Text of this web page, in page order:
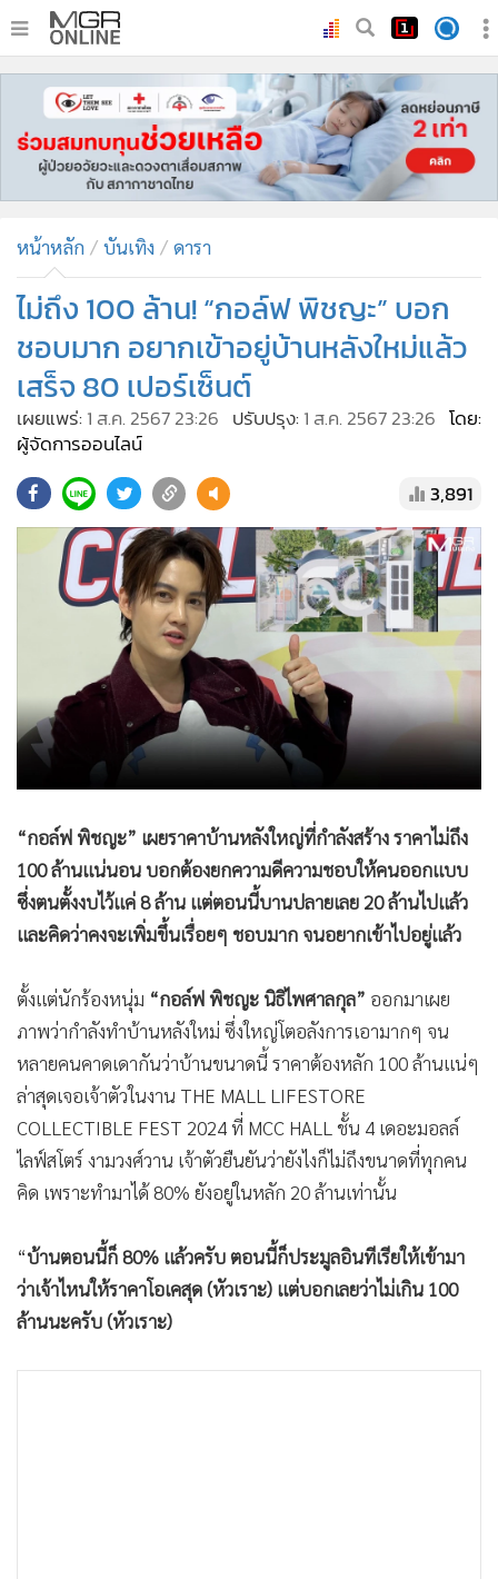
หน้าหลัก
ทันเหตุการณ์
• ภาคใต้
• บันเทิง
• ผู้จัดการรายวัน
• คอลัมนิสต์
• ละคร
• CbizReview
• Cyber BIZ
• Good health & Well-being
• Green Innovation & SD
Management & HR
MGR Live
Infographic
• ท่องเที่ยว
• กีฬา
• เศรษฐกิจ-ธุรกิจ
• จีน
• ชุมชน-คุณภาพชีวิต
• อาชญากรรม
•
เกม
• หุ้น
• อินโดจีน
• กองทุนรวม
• Factcheck
• ญี่ปุ่น
• News1
หน้าหลัก บันเทิง ดารา
ไม่ถึง 100 ล้าน! “กอล์ฟ พิชญะ” บอก
ชอบมาก อยากเข้าอยู่บ้านหลังใหม่แล้ว
เสร็จ 80 เปอร์เซ็นต์
เผยแพร่: 1 ส.ค. 2567 23:26 ปรับปรุง: 1 ส.ค. 2567 23:26 โดย:
ผู้จัดการออนไลน์
3,891
“กอล์ฟ พิชญะ” เผยราคาบ้านหลังใหญ่ที่กำลังสร้าง ราคาไม่ถึง
100 ล้านแน่นอน บอกต้องยกความดีความชอบให้คนออกแบบ
ซึ่งตนตั้งงบไว้แค่ 8 ล้าน แต่ตอนนี้บานปลายเลย 20 ล้านไปแล้ว
และคิดว่าคงจะเพิ่มขึ้นเรื่อยๆ ชอบมาก จนอยากเข้าไปอยู่แล้ว
ตั้งแต่นักร้องหนุ่ม “กอล์ฟ พิชญะ นิธิไพศาลกุล” ออกมาเผย
ภาพว่ากำลังทำบ้านหลังใหม่ ซึ่งใหญ่โตอลังการเอามากๆ จน
หลายคนคาดเดากันว่าบ้านขนาดนี้ ราคาต้องหลัก 100 ล้านแน่ๆ
ล่าสุดเจอเจ้าตัวในงาน THE MALL LIFESTORE
COLLECTIBLE FEST 2024 ที่ MCC HALL ชั้น 4 เดอะมอลล์
ไลฟ์สโตร์ งามวงศ์วาน เจ้าตัวยืนยันว่ายังไงก็ไม่ถึงขนาดที่ทุกคน
คิด เพราะทำมาได้ 80% ยังอยู่ในหลัก 20 ล้านเท่านั้น
“บ้านตอนนี้ก็ 80% แล้วครับ ตอนนี้ก็ประมูลอินทีเรียให้เข้ามา
ว่าเจ้าไหนให้ราคาโอเคสุด (หัวเราะ) แต่บอกเลยว่าไม่เกิน 100
ล้านนะครับ (หัวเราะ)